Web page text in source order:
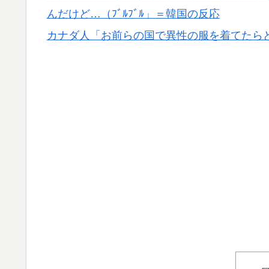
▶ 韓国人「せっかく日本に韓国風のメンチカツ
店したんだそうです…」
んだけど…（ﾌﾞﾙﾌﾞﾙ」＝韓国の反応
カナダ人「お前らの国で異性の服を着てたら